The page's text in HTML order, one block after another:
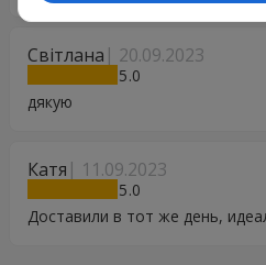
Світлана 20.09.2023
5
дякую
Катя 11.09.2023
5
Доставили в тот же день,